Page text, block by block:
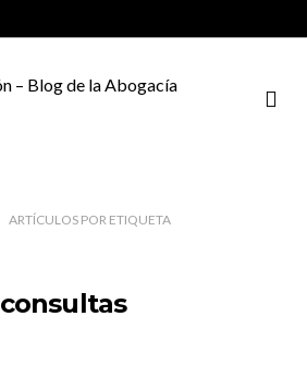
ARTÍCULOS PORETIQUETA
consultas